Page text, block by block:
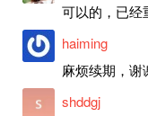
haiming
麻烦续期，谢
shddgj